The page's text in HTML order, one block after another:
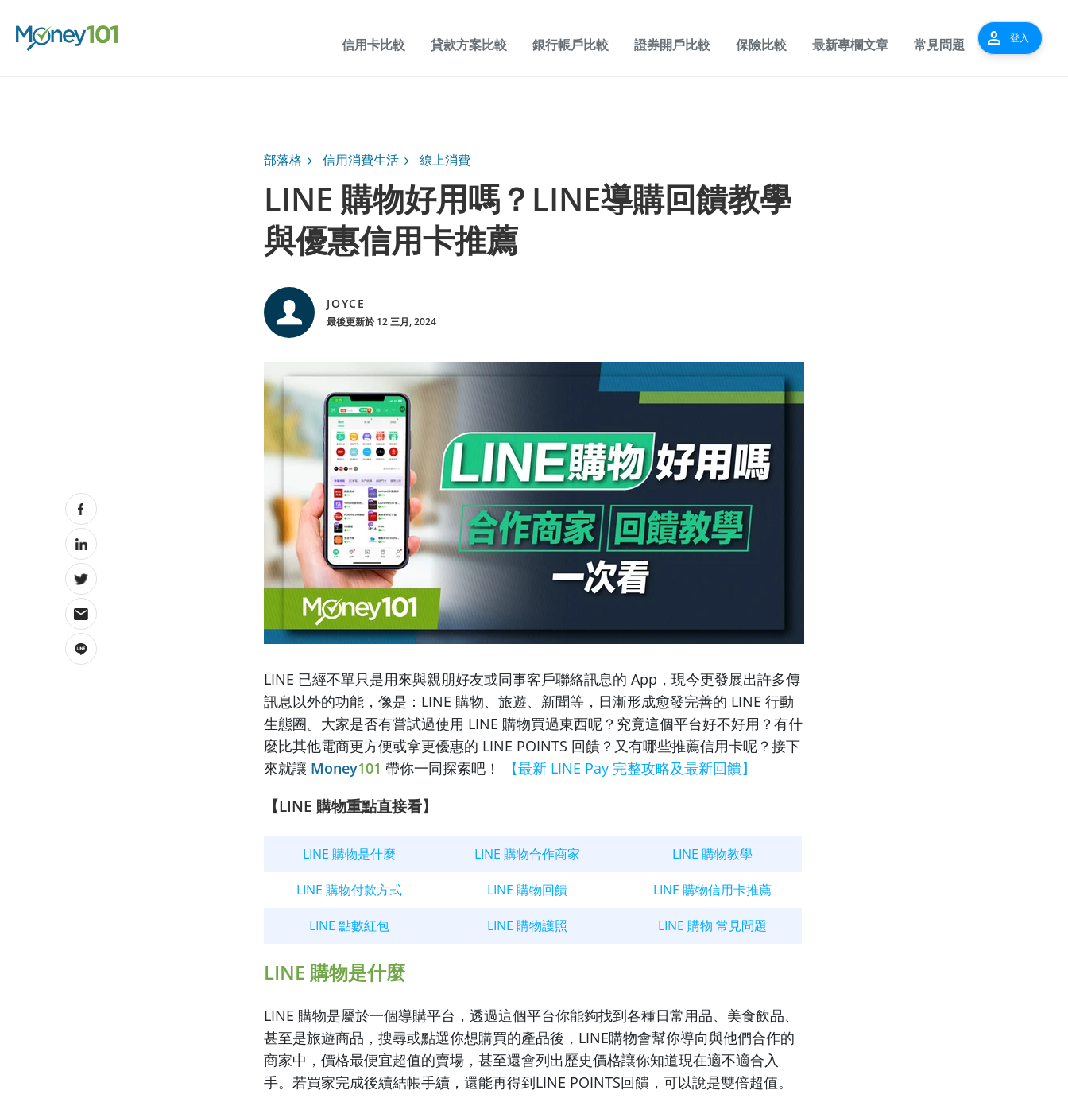
信用卡比較 貸款方案比較 銀行帳戶比較 證券開戶比較 保險比較 最新專欄文章 常見問題 person 登入
部落格 信用消費生活 線上消費
LINE 購物好用嗎？LINE導購回饋教學
與優惠信用卡推薦
JOYCE
最後更新於 12 三月, 2024
LINE 已經不單只是用來與親朋好友或同事客戶聯絡訊息的 App，現今更發展出許多傳
訊息以外的功能，像是：LINE 購物、旅遊、新聞等，日漸形成愈發完善的 LINE 行動
生態圈。大家是否有嘗試過使用 LINE 購物買過東西呢？究竟這個平台好不好用？有什
麼比其他電商更方便或拿更優惠的 LINE POINTS 回饋？又有哪些推薦信用卡呢？接下
來就讓 Money101 帶你一同探索吧！ 【最新 LINE Pay 完整攻略及最新回饋】
【LINE 購物重點直接看】
LINE 購物是什麼 LINE 購物合作商家 LINE 購物教學
LINE 購物付款方式 LINE 購物回饋 LINE 購物信用卡推薦
LINE 點數紅包 LINE 購物護照 LINE 購物 常見問題
LINE 購物是什麼
LINE 購物是屬於一個導購平台，透過這個平台你能夠找到各種日常用品、美食飲品、
甚至是旅遊商品，搜尋或點選你想購買的產品後，LINE購物會幫你導向與他們合作的
商家中，價格最便宜超值的賣場，甚至還會列出歷史價格讓你知道現在適不適合入
手。若買家完成後續結帳手續，還能再得到LINE POINTS回饋，可以說是雙倍超值。